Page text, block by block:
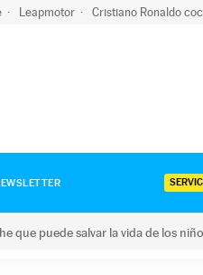
Leapmotor Cristiano Ronaldo
que puede salvar la vida de los